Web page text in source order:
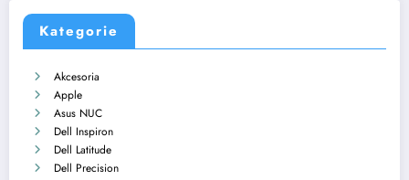
Kategorie
Akcesoria
Apple
Asus NUC
Dell Inspiron
Dell Latitude
Dell Precision